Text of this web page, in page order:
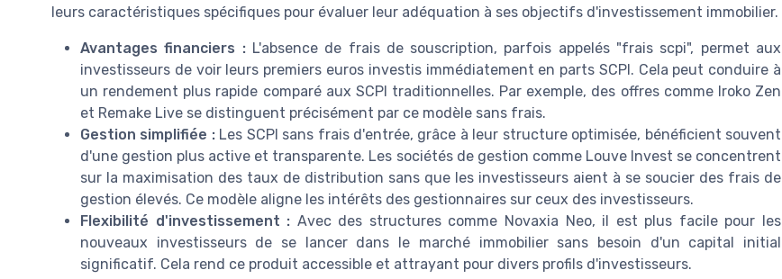
leurs caractéristiques spécifiques pour évaluer leur adéquation à ses objectifs d'investissement immobilier.
Avantages financiers :L'absence de frais de souscription, parfois appelés "frais scpi", permet aux
investisseurs de voir leurs premiers euros investis immédiatement en parts SCPI. Cela peut conduire à
un rendement plus rapide comparé aux SCPI traditionnelles. Par exemple, des offres comme Iroko Zen
et Remake Live se distinguent précisément par ce modèle sans frais.
Gestion simplifiée :Les SCPI sans frais d'entrée, grâce à leur structure optimisée, bénéficient souvent
d'une gestion plus active et transparente. Les sociétés de gestion comme Louve Invest se concentrent
sur la maximisation des taux de distribution sans que les investisseurs aient à se soucier des frais de
gestion élevés. Ce modèle aligne les intérêts des gestionnaires sur ceux des investisseurs.
Flexibilité d'investissement : Avec des structures comme Novaxia Neo, il est plus facile pour les
nouveaux investisseurs de se lancer dans le marché immobilier sans besoin d'un capital initial
significatif. Cela rend ce produit accessible et attrayant pour divers profils d'investisseurs.